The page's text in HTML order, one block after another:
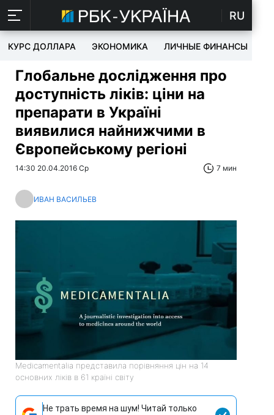
RU
КУРС ДОЛЛАРА ЭКОНОМИКА ЛИЧНЫЕ ФИНАНСЫ
Глобальне дослідження про
доступність ліків: ціни на
препарати в Україні
виявилися найнижчими в
Європейському регіоні
14:30 20.04.2016 Ср 7 мин
ИВАН ВАСИЛЬЕВ
Medicamentalia представила порівняння цін на 14
основних ліків в 61 країні світу
Не трать время на шум! Читай только